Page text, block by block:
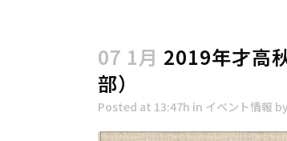
07 1月 2019年才高
部）
Posted at 13:47h in イベント情報 by